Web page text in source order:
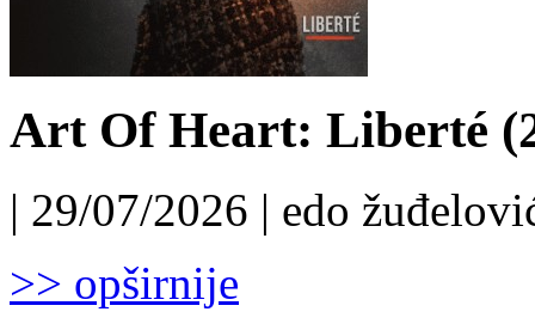
Art Of Heart: Liberté
| 29/07/2026 | edo
>> opširnije